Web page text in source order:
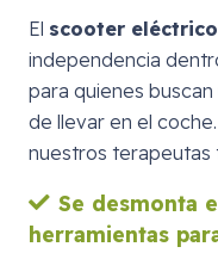
El scooter
independencia
para quienes
de llevar en el
nuestros terapeutas
Se desmonta
herramientas